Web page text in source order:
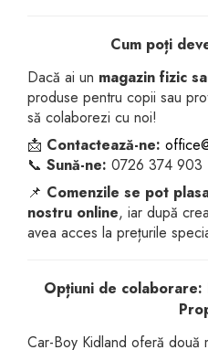
Cum poți
Dacă ai un magazin fizic
produse pentru copii sau
să colaborezi cu noi!
📩 Contactează-ne:
📞 Sună-ne: 0726 374 903
📌 Comenzile se pot
nostru online, iar după
avea acces la prețurile
Opțiuni de
Car-Boy Kidland oferă două